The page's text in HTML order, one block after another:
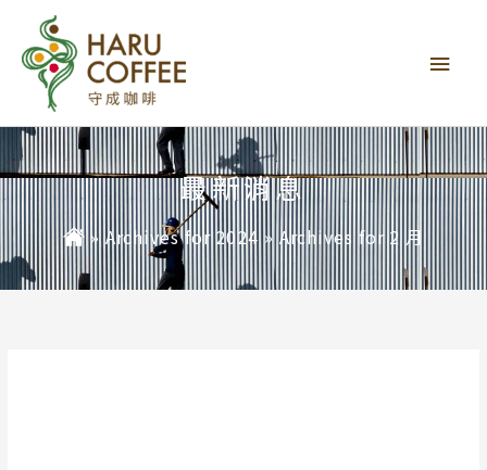
要
單
最新消息
» Archives for 2024 »Archives for 2 月